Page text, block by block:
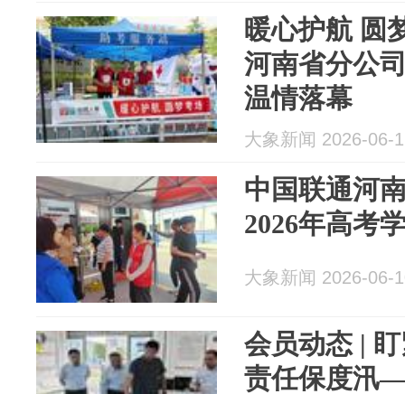
暖心护航
河南省分公
温情落幕
大象新闻 2026-06-
中国联通河
2026年高考
大象新闻 2026-06-
会员动态 | 盯
责任保度汛